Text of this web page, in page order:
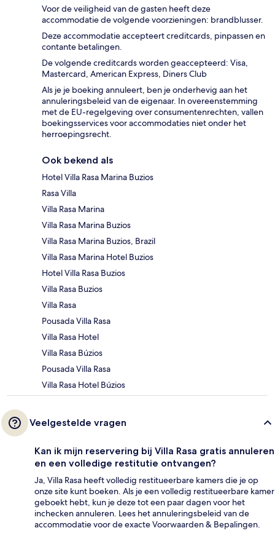
Voor de veiligheid van de gasten heeft deze
accommodatie de volgende voorzieningen: brandblusser.
Deze accommodatie accepteert creditcards, pinpassen en
contante betalingen.
De volgende creditcards worden geaccepteerd: Visa,
Mastercard, American Express, Diners Club
Als je je boeking annuleert, ben je onderhevig aan het
annuleringsbeleid van de eigenaar. In overeenstemming
met de EU-regelgeving over consumentenrechten, vallen
boekingsservices voor accommodaties niet onder het
herroepingsrecht.
Ook bekend als
Hotel Villa Rasa Marina Buzios
Rasa Villa
Villa Rasa Marina
Villa Rasa Marina Buzios
Villa Rasa Marina Buzios, Brazil
Villa Rasa Marina Hotel Buzios
Hotel Villa Rasa Buzios
Villa Rasa Buzios
Villa Rasa
Pousada Villa Rasa
Villa Rasa Hotel
Villa Rasa Búzios
Pousada Villa Rasa
Villa Rasa Hotel Búzios
Veelgestelde vragen
Kan ik mijn reservering bij Villa Rasa gratis annuleren
en een volledige restitutie ontvangen?
Ja, Villa Rasa heeft volledig restitueerbare kamers die je op
onze site kunt boeken. Als je een volledig restitueerbare kamer
geboekt hebt, kun je deze tot een paar dagen voor het
inchecken annuleren. Lees het annuleringsbeleid van de
accommodatie voor de exacte Voorwaarden & Bepalingen.